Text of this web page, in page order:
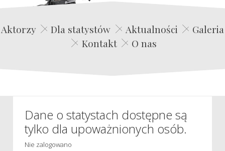
Edwin Film Agencja Aktorska
Aktorzy Dla statystów Aktualności
Galeria
Kontakt
O nas
Dane o statystach dostępne są
tylko dla upoważnionych osób.
Nie zalogowano